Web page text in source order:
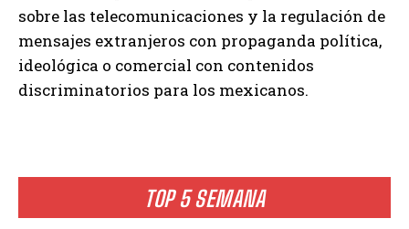
TOP 5 SEMANA
sobre las telecomunicaciones y la regulación de
mensajes extranjeros con propaganda política,
ideológica o comercial con contenidos
discriminatorios para los mexicanos.